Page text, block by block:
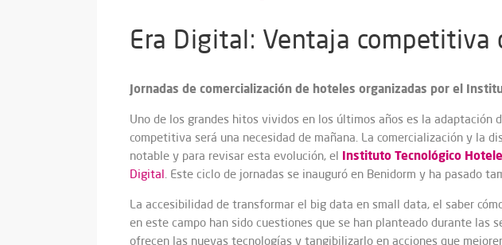
Era Digital: Ventaja competitiva
Jornadas de comercialización de hoteles organizadas por el
Uno de los grandes hitos vividos en los últimos años es la
competitiva será una necesidad de mañana. La comercialización y la
notable y para revisar esta evolución, el Instituto Tecnológico
Digital. Este ciclo de jornadas se inauguró en Benidorm y ha pasado
La accesibilidad de transformar el big data en small data, el saber
en este campo han sido cuestiones que se han planteado durante
ofrecen las nuevas tecnologías y tangibilizarlo en acciones que